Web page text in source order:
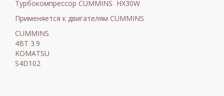
Турбокомпрессор CUMMINS HX30W
Применяется к двигателям CUMMINS
CUMMINS
4BT 3.9
KOMATSU
S4D102